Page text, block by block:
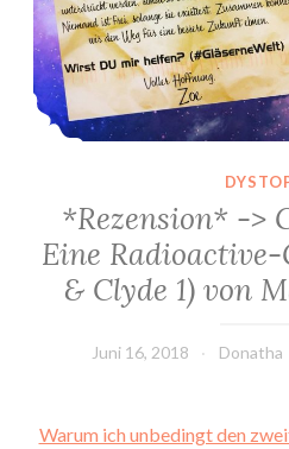
*Rezension* ->
Eine Radioactive-
& Clyde 1) von
Juni 16, 2018 Donatha
Warum ich unbedingt den